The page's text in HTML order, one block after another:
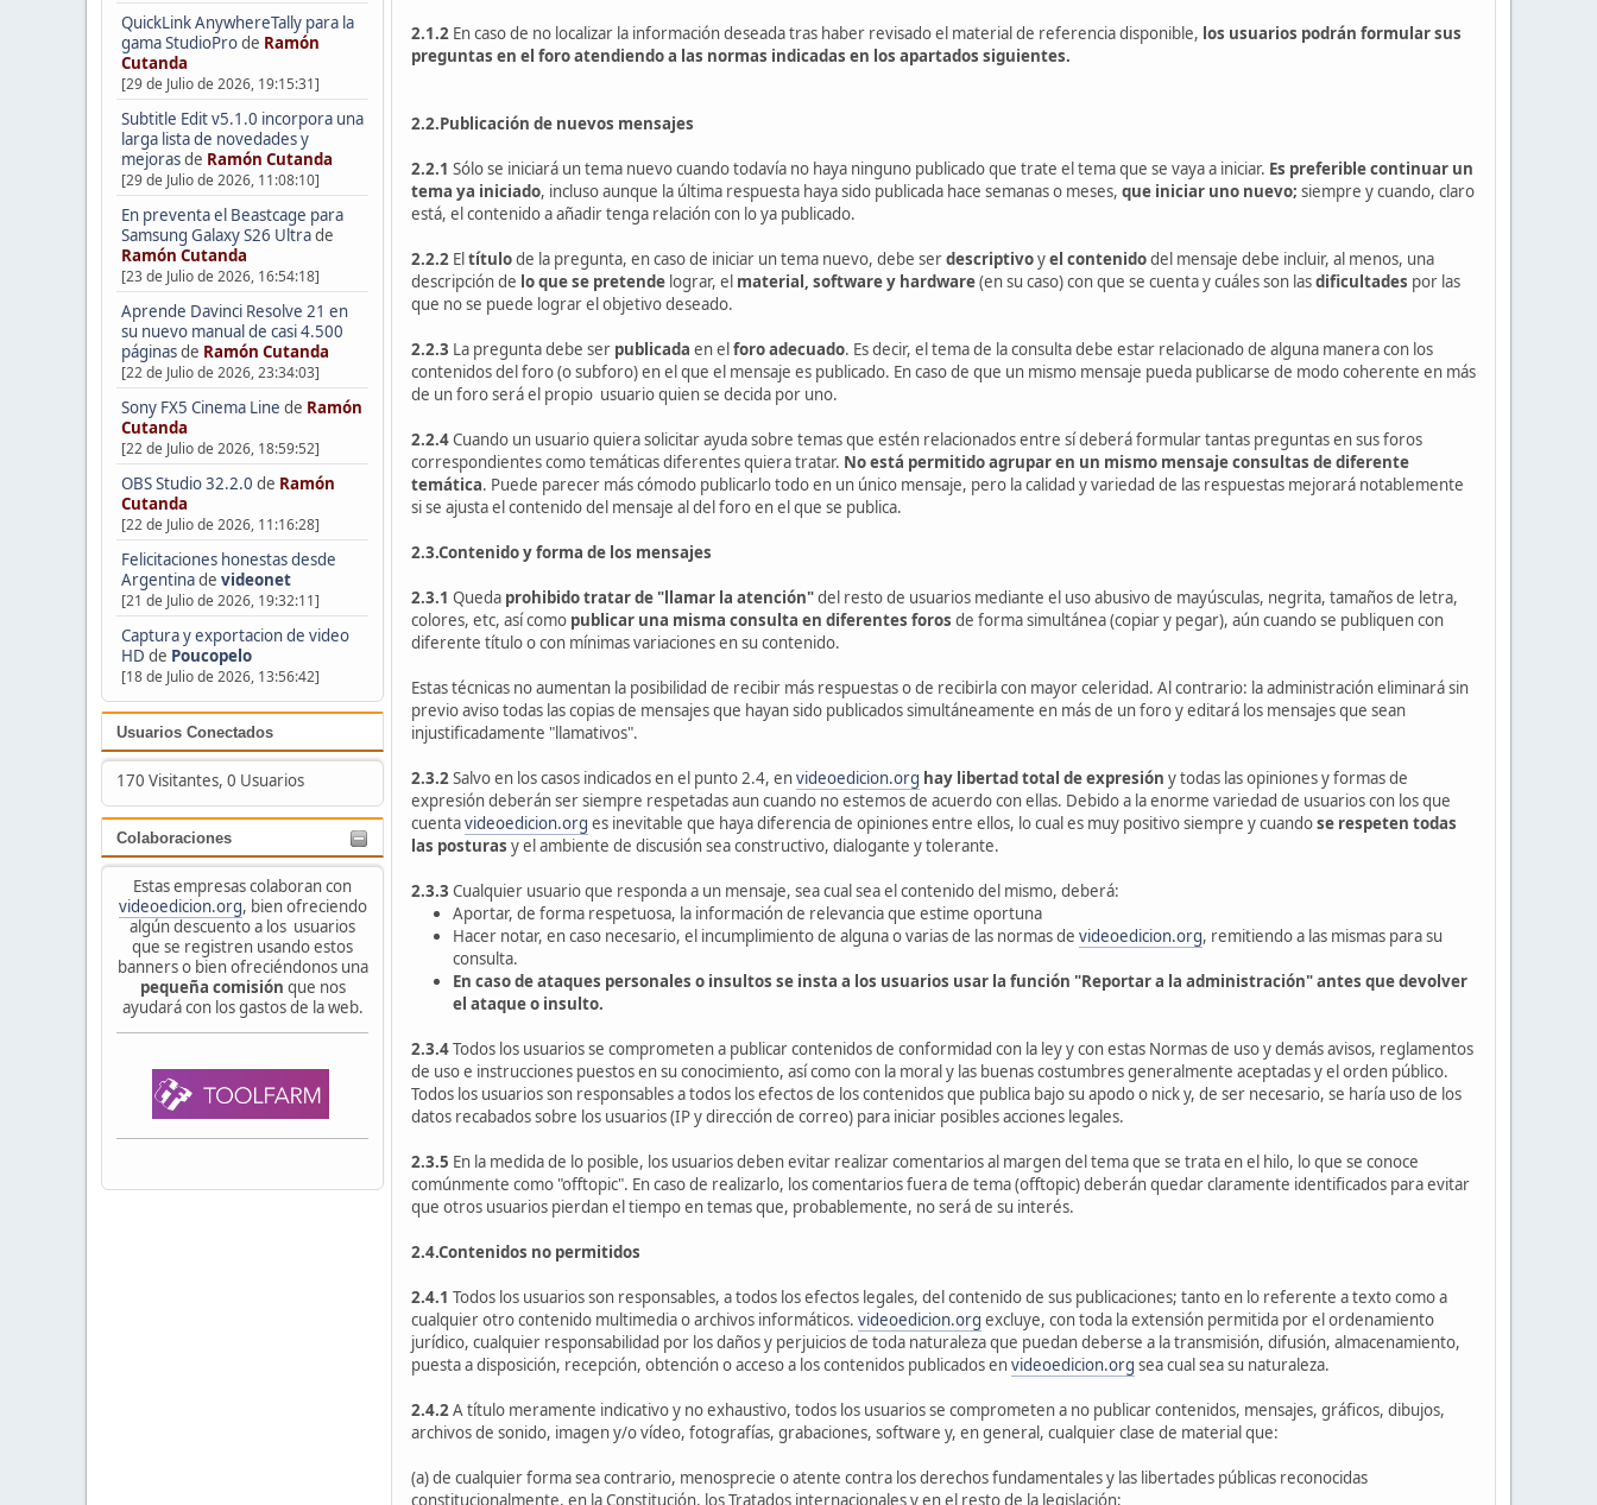
QuickLink AnywhereTally para la
gama StudioProde Ramón
Cutanda
[29 de Julio de 2026, 19:15:31]
Subtitle Edit v5.1.0 incorpora una
larga lista de novedades y
mejorasde Ramón Cutanda
[29 de Julio de 2026, 11:08:10]
En preventa el Beastcage para
Samsung Galaxy S26 Ultrade
Ramón Cutanda
[23 de Julio de 2026, 16:54:18]
Aprende Davinci Resolve 21 en
su nuevo manual de casi 4.500
páginasde Ramón Cutanda
[22 de Julio de 2026, 23:34:03]
Sony FX5 Cinema Line de Ramón
Cutanda
[22 de Julio de 2026, 18:59:52]
OBS Studio 32.2.0 de Ramón
Cutanda
[22 de Julio de 2026, 11:16:28]
Felicitaciones honestas desde
Argentinade videonet
[21 de Julio de 2026, 19:32:11]
Captura y exportacion de video
HD de Poucopelo
[18 de Julio de 2026, 13:56:42]
Usuarios Conectados
170 Visitantes, 0 Usuarios
Colaboraciones
Estas empresas colaboran con
videoedicion.org, bien ofreciendo
algún descuento a los usuarios
que se registren usando estos
banners o bien ofreciéndonos una
pequeña comisión que nos
ayudará con los gastos de la web.
2.1.2 En caso de no localizar la información deseada tras haber revisado el material de referencia disponible, los usuarios podrán formular sus
preguntas en el foro atendiendo a las normas indicadas en los apartados siguientes.
2.2.Publicación de nuevos mensajes
2.2.1 Sólo se iniciará un tema nuevo cuando todavía no haya ninguno publicado que trate el tema que se vaya a iniciar. Es preferible continuar un
tema ya iniciado, incluso aunque la última respuesta haya sido publicada hace semanas o meses, que iniciar uno nuevo; siempre y cuando, claro
está, el contenido a añadir tenga relación con lo ya publicado.
2.2.2 Eltítulode la pregunta, en caso de iniciar un tema nuevo, debe serdescriptivoyel contenidodel mensaje debe incluir, al menos, una
descripción de lo que se pretende lograr, el material, software y hardware(en su caso) con que se cuenta y cuáles son lasdificultades por las
que no se puede lograr el objetivo deseado.
2.2.3 La pregunta debe ser publicada en elforo adecuado. Es decir, el tema de la consulta debe estar relacionado de alguna manera con los
contenidos del foro (o subforo) en el que el mensaje es publicado. En caso de que un mismo mensaje pueda publicarse de modo coherente en más
de un foro será el propio usuario quien se decida por uno.
2.2.4Cuando un usuario quiera solicitar ayuda sobre temas que estén relacionados entre sí deberá formular tantas preguntas en sus foros
correspondientes como temáticas diferentes quiera tratar. No está permitido agrupar en un mismo mensaje consultas de diferente
temática. Puede parecer más cómodo publicarlo todo en un único mensaje, pero la calidad y variedad de las respuestas mejorará notablemente
si se ajusta el contenido del mensaje al del foro en el que se publica.
2.3.Contenido y forma de los mensajes
2.3.1 Queda prohibido tratar de "llamar la atención"del resto de usuarios mediante el uso abusivo de mayúsculas, negrita, tamaños de letra,
colores, etc, así como publicar una misma consulta en diferentes foros de forma simultánea (copiar y pegar), aún cuando se publiquen con
diferente título o con mínimas variaciones en su contenido.
Estas técnicas no aumentan la posibilidad de recibir más respuestas o de recibirla con mayor celeridad. Al contrario: la administración eliminará sin
previo aviso todas las copias de mensajes que hayan sido publicados simultáneamente en más de un foro y editará los mensajes que sean
injustificadamente "llamativos".
2.3.2Salvo en los casos indicados en el punto 2.4, envideoedicion.org hay libertad total de expresión y todas las opiniones y formas de
expresión deberán ser siempre respetadas aun cuando no estemos de acuerdo con ellas. Debido a la enorme variedad de usuarios con los que
cuentavideoedicion.org es inevitable que haya diferencia de opiniones entre ellos, lo cual es muy positivo siempre y cuandose respeten todas
las posturas y el ambiente de discusión sea constructivo, dialogante y tolerante.
2.3.3 Cualquier usuario que responda a un mensaje, sea cual sea el contenido del mismo, deberá:
Aportar, de forma respetuosa, la información de relevancia que estime oportuna
Hacer notar, en caso necesario, el incumplimiento de alguna o varias de las normas de videoedicion.org, remitiendo a las mismas para su
consulta.
En caso de ataques personales o insultos se insta a los usuarios usar la función "Reportar a la administración" antes que devolver
el ataque o insulto.
2.3.4Todos los usuarios se comprometen a publicar contenidos de conformidad con la ley y con estas Normas de uso y demás avisos, reglamentos
de uso e instrucciones puestos en su conocimiento, así como con la moral y las buenas costumbres generalmente aceptadas y el orden público.
Todos los usuarios son responsables a todos los efectos de los contenidos que publica bajo su apodo o nick y, de ser necesario, se haría uso de los
datos recabados sobre los usuarios (IP y dirección de correo) para iniciar posibles acciones legales.
2.3.5 En la medida de lo posible, los usuarios deben evitar realizar comentarios al margen del tema que se trata en el hilo, lo que se conoce
comúnmente como "offtopic". En caso de realizarlo, los comentarios fuera de tema (offtopic) deberán quedar claramente identificados para evitar
que otros usuarios pierdan el tiempo en temas que, probablemente, no será de su interés.
2.4.Contenidos no permitidos
2.4.1 Todos los usuarios son responsables, a todos los efectos legales, del contenido de sus publicaciones; tanto en lo referente a texto como a
cualquier otro contenido multimedia o archivos informáticos. videoedicion.org excluye, con toda la extensión permitida por el ordenamiento
jurídico, cualquier responsabilidad por los daños y perjuicios de toda naturaleza que puedan deberse a la transmisión, difusión, almacenamiento,
puesta a disposición, recepción, obtención o acceso a los contenidos publicados envideoedicion.org sea cual sea su naturaleza.
2.4.2A título meramente indicativo y no exhaustivo, todos los usuarios se comprometen a no publicar contenidos, mensajes, gráficos, dibujos,
archivos de sonido, imagen y/o vídeo, fotografías, grabaciones, software y, en general, cualquier clase de material que:
(a) de cualquier forma sea contrario, menosprecie o atente contra los derechos fundamentales y las libertades públicas reconocidas
constitucionalmente, en la Constitución, los Tratados internacionales y en el resto de la legislación;